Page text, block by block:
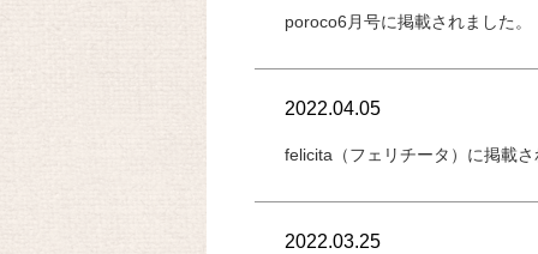
poroco6月号に掲載されました。
2022.04.05
felicita（フェリチータ）に掲載さ
2022.03.25